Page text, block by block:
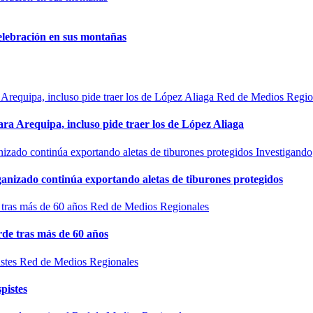
en sus montañas
Red de Medios
Arequipa, incluso pide traer los de López Aliaga
Investigando
continúa exportando aletas de tiburones protegidos
Red de Medios Regionales
tras más de 60 años
Red de Medios Regionales